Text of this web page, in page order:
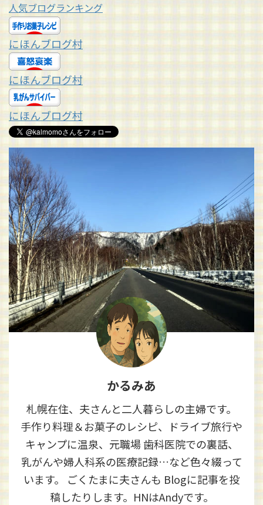
人気ブログランキング
にほんブログ村
にほんブログ村
にほんブログ村
かるみあ
札幌在住、夫さんと二人暮らしの主婦です。
手作り料理＆お菓子のレシピ、ドライブ旅行や
キャンプに温泉、元職場 歯科医院での裏話、
乳がんや婦人科系の医療記録…など色々綴って
います。 ごくたまに夫さんも Blogに記事を投
稿したりします。HNはAndyです。